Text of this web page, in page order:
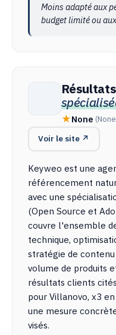
Moins adapté aux
budget limité ou
Résultats
None
Voir le site ↗
Keyweo est une
référencement
avec une
(Open Source et
couvre l'ensemble
technique,
stratégie de
volume de produits
résultats clients
pour Villanovo, x3
une mesure
visés.